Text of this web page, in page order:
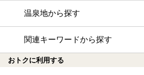
温泉地から探す
関連キーワードから探す
おトクに利用する